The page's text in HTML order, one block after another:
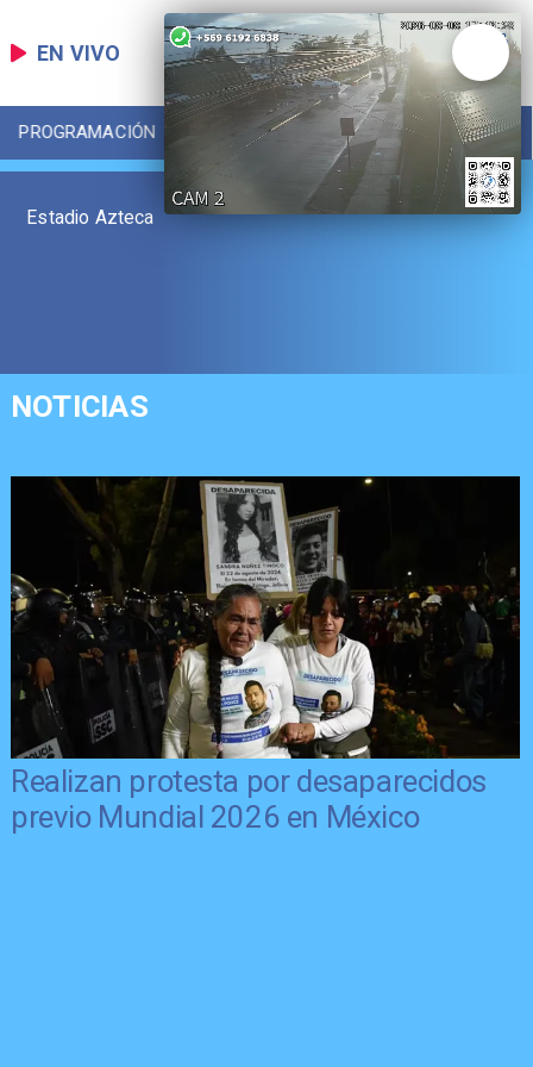
EN VIVO
PROGRAMACIÓN LOCAL DEPORTES
Estadio Azteca
NOTICIAS
Realizan protesta por desaparecidos
previo Mundial 2026 en México